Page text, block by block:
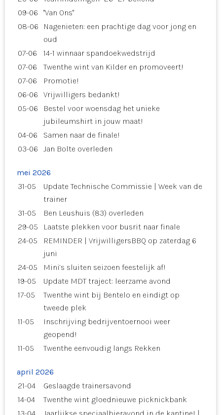
09-06
"Van Ons"
08-06
Nagenieten: een prachtige dag voor jong en
oud
07-06
14-1 winnaar spandoekwedstrijd
07-06
Twenthe wint van Kilder en promoveert!
07-06
Promotie!
06-06
Vrijwilligers bedankt!
05-06
Bestel voor woensdag het unieke
jubileumshirt in jouw maat!
04-06
Samen naar de finale!
03-06
Jan Bolte overleden
mei 2026
31-05
Update Technische Commissie | Week van de
trainer
31-05
Ben Leushuis (83) overleden
29-05
Laatste plekken voor busrit naar finale
24-05
REMINDER | VrijwilligersBBQ op zaterdag 6
juni
24-05
Mini’s sluiten seizoen feestelijk af!
19-05
Update MDT traject: leerzame avond
17-05
Twenthe wint bij Bentelo en eindigt op
tweede plek
11-05
Inschrijving bedrijventoernooi weer
geopend!
11-05
Twenthe eenvoudig langs Rekken
april 2026
21-04
Geslaagde trainersavond
14-04
Twenthe wint gloednieuwe picknickbank